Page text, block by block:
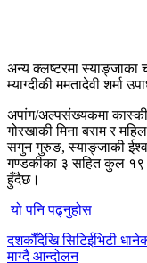
अन्य क्लष्टरमा स्याङ्जाका
म्याग्दीकी ममतादेवी शर्मा
अपांग/अल्पसंख्यकमा
गोरखाकी मिना बराम र
सगुन गुरुङ, स्याङ्जाकी
गण्डकीका ३ सहित कुल १९
हुँदैछ।
यो पनि पढ्नुहोस
दशकौँदेखि सिटिईभिटी
माग्दै आन्दोलन